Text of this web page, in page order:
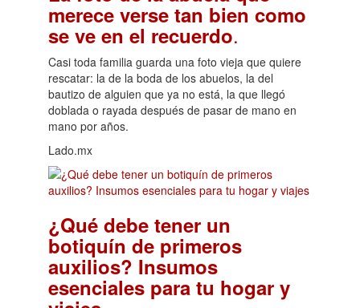
merece verse tan bien como
se ve en el recuerdo.
Casi toda familia guarda una foto vieja que quiere
rescatar: la de la boda de los abuelos, la del
bautizo de alguien que ya no está, la que llegó
doblada o rayada después de pasar de mano en
mano por años.
Lado.mx
¿Qué debe tener un
botiquín de primeros
auxilios? Insumos
esenciales para tu hogar y